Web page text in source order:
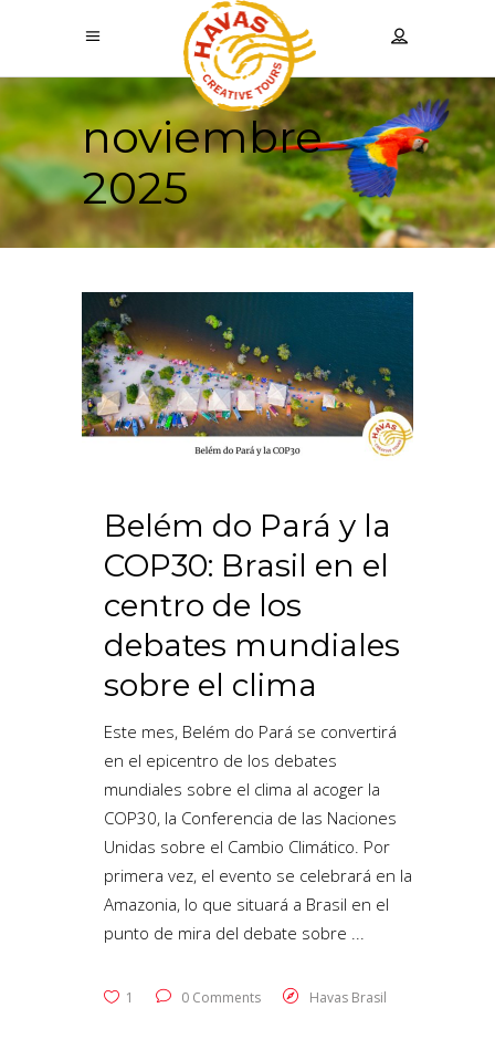
noviembre
2025
Belém do Pará y la
COP30: Brasil en el
centro de los
debates mundiales
sobre el clima
Este mes, Belém do Pará se convertirá
en el epicentro de los debates
mundiales sobre el clima al acoger la
COP30, la Conferencia de las Naciones
Unidas sobre el Cambio Climático. Por
primera vez, el evento se celebrará en la
Amazonia, lo que situará a Brasil en el
punto de mira del debate sobre
1 0 Comments Havas Brasil